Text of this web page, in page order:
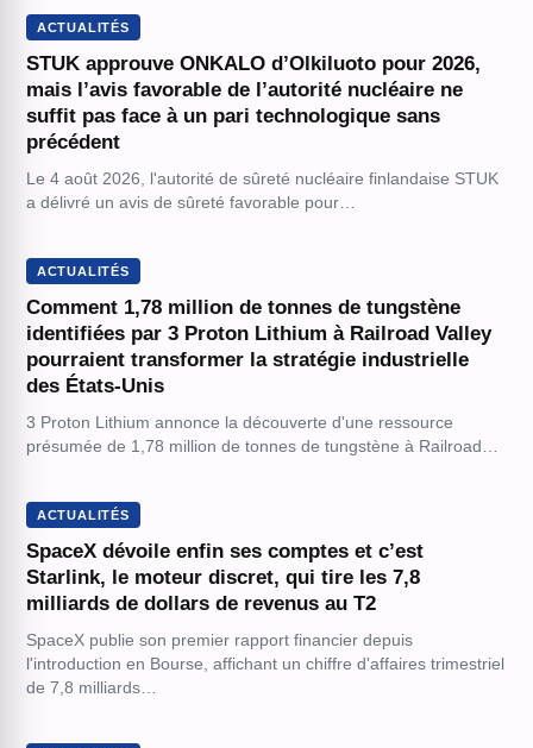
ACTUALITÉS
STUK approuve ONKALO d’Olkiluoto pour 2026,
mais l’avis favorable de l’autorité nucléaire ne
suffit pas face à un pari technologique sans
précédent
Le 4 août 2026, l'autorité de sûreté nucléaire finlandaise STUK
a délivré un avis de sûreté favorable pour…
ACTUALITÉS
Comment 1,78 million de tonnes de tungstène
identifiées par 3 Proton Lithium à Railroad Valley
pourraient transformer la stratégie industrielle
des États-Unis
3 Proton Lithium annonce la découverte d'une ressource
présumée de 1,78 million de tonnes de tungstène à Railroad…
ACTUALITÉS
SpaceX dévoile enfin ses comptes et c’est
Starlink, le moteur discret, qui tire les 7,8
milliards de dollars de revenus au T2
SpaceX publie son premier rapport financier depuis
l'introduction en Bourse, affichant un chiffre d'affaires trimestriel
de 7,8 milliards…